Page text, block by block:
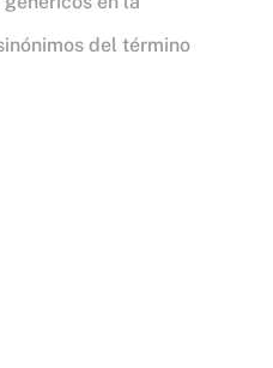
del término